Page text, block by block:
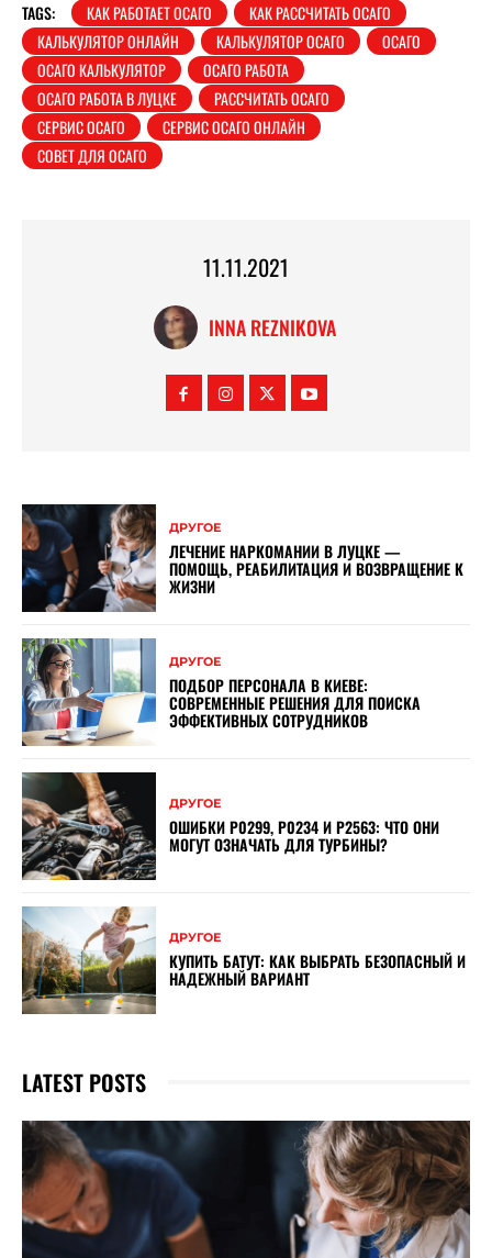
TAGS: КАК РАБОТАЕТ ОСАГО
КАК РАССЧИТАТЬ ОСАГО
КАЛЬКУЛЯТОР ОНЛАЙН
КАЛЬКУЛЯТОР ОСАГО
ОСАГО
ОСАГО КАЛЬКУЛЯТОР
ОСАГО РАБОТА
ОСАГО РАБОТА В ЛУЦКЕ
РАССЧИТАТЬ ОСАГО
СЕРВИС ОСАГО
СЕРВИС ОСАГО ОНЛАЙН
СОВЕТ ДЛЯ ОСАГО
11.11.2021
INNA REZNIKOVA
ДРУГОЕ
ЛЕЧЕНИЕ НАРКОМАНИИ В ЛУЦКЕ —
ПОМОЩЬ, РЕАБИЛИТАЦИЯ И ВОЗВРАЩЕНИЕ К
ЖИЗНИ
ДРУГОЕ
ПОДБОР ПЕРСОНАЛА В КИЕВЕ:
СОВРЕМЕННЫЕ РЕШЕНИЯ ДЛЯ ПОИСКА
ЭФФЕКТИВНЫХ СОТРУДНИКОВ
ДРУГОЕ
ОШИБКИ P0299, P0234 И P2563: ЧТО ОНИ
МОГУТ ОЗНАЧАТЬ ДЛЯ ТУРБИНЫ?
ДРУГОЕ
КУПИТЬ БАТУТ: КАК ВЫБРАТЬ БЕЗОПАСНЫЙ И
НАДЕЖНЫЙ ВАРИАНТ
LATEST POSTS